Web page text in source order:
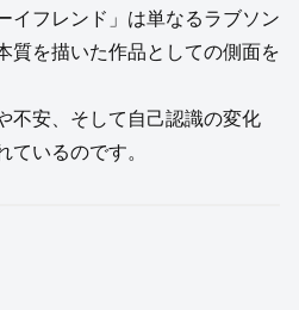
イフレンド」は単なるラブソン
質を描いた作品としての側面を
不安、そして自己認識の変化
ているのです。